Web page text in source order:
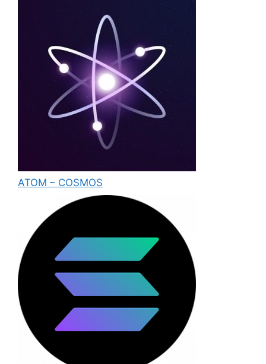
ATOM – COSMOS